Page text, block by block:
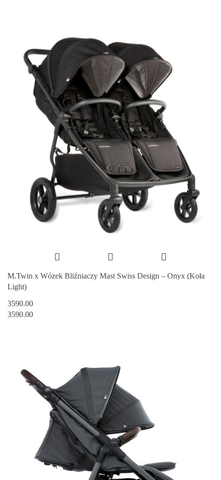
M.Twin x Wózek Bliźniaczy Mast Swiss Design – Onyx (Koła
Light)
3590.00
3590.00